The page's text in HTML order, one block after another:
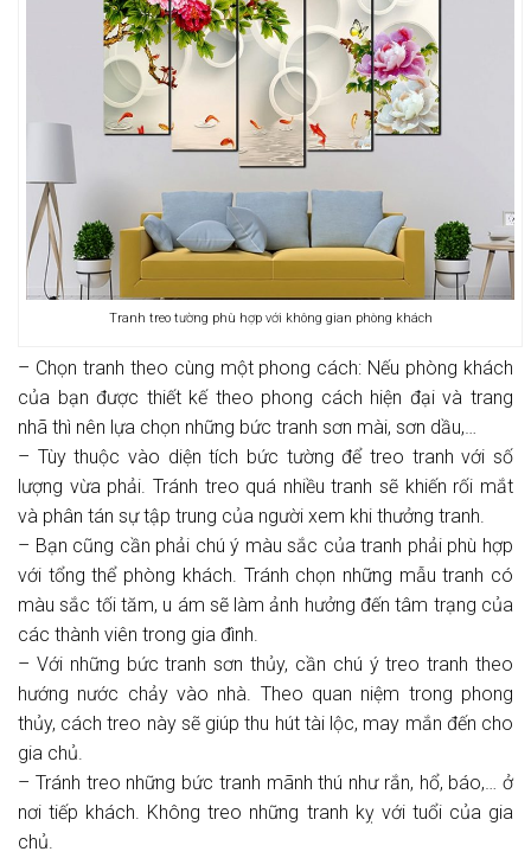
Tranh treo tường phù hợp với không gian phòng khách
– Chọn tranh theo cùng một phong cách: Nếu phòng khách
của bạn được thiết kế theo phong cách hiện đại và trang
nhã thì nên lựa chọn những bức tranh sơn mài, sơn dầu,…
– Tùy thuộc vào diện tích bức tường để treo tranh với số
lượng vừa phải. Tránh treo quá nhiều tranh sẽ khiến rối mắt
và phân tán sự tập trung của người xem khi thưởng tranh.
– Bạn cũng cần phải chú ý màu sắc của tranh phải phù hợp
với tổng thể phòng khách. Tránh chọn những mẫu tranh có
màu sắc tối tăm, u ám sẽ làm ảnh hưởng đến tâm trạng của
các thành viên trong gia đình.
– Với những bức tranh sơn thủy, cần chú ý treo tranh theo
hướng nước chảy vào nhà. Theo quan niệm trong phong
thủy, cách treo này sẽ giúp thu hút tài lộc, may mắn đến cho
gia chủ.
– Tránh treo những bức tranh mãnh thú như rắn, hổ, báo,… ở
nơi tiếp khách. Không treo những tranh kỵ với tuổi của gia
chủ.